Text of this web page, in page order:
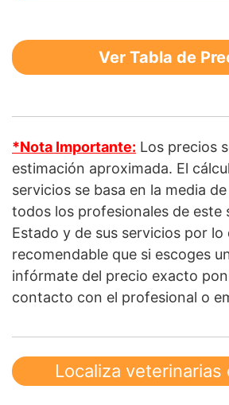
Ver Tabla de
*Nota Importante: Los precios
estimación aproximada. El
servicios se basa en la media
todos los profesionales de este
Estado y de sus servicios por lo
recomendable que si escoges
infórmate del precio exacto
contacto con el profesional o
Localiza veterinarias